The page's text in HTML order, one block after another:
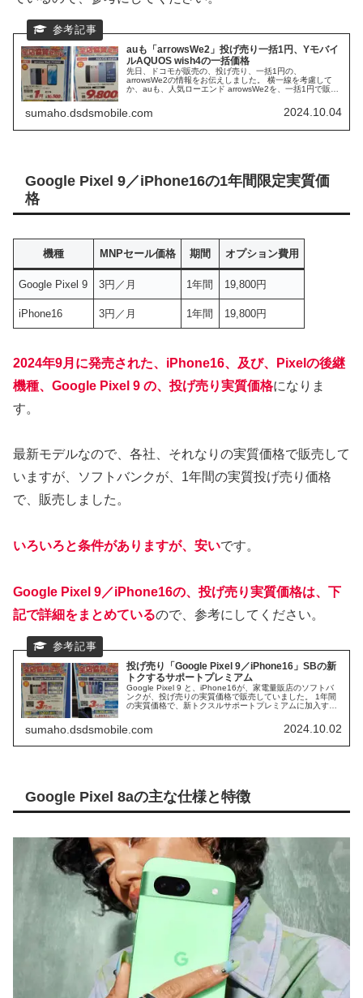
auも「arrowsWe2」投げ売り一括1円、Yモバイ
ルAQUOS wish4の一括価格
先日、ドコモが販売の、投げ売り、一括1円の、
arrowsWe2の情報をお伝えしました。 横一線を考慮して
か、auも、人気ローエンド arrowsWe2を、一括1円で販売
売していた、AQUOS wish4を、Yモバイルは、一括：
9800円と、こちらは差が付いている結果でした。
sumaho.dsdsmobile.com 2024.10.04
Google Pixel 9／iPhone16の1年間限定実質価
格
機種 MNPセール価格 期間 オプション費用
Google Pixel 9 3円／月 1年間 19,800円
iPhone16 3円／月 1年間 19,800円
2024年9月に発売された、iPhone16、及び、Pixelの後継
機種、Google Pixel 9 の、投げ売り実質価格になりま
す。
最新モデルなので、各社、それなりの実質価格で販売して
いますが、ソフトバンクが、1年間の実質投げ売り価格
で、販売しました。
いろいろと条件がありますが、安いです。
Google Pixel 9／iPhone16の、投げ売り実質価格は、下
記で詳細をまとめているので、参考にしてください。
投げ売り「Google Pixel 9／iPhone16」SBの新
トクするサポートプレミアム
Google Pixel 9 と、iPhone16が、家電量販店のソフトバ
ンクが、投げ売りの実質価格で販売していました。 1年間
の実質価格で、新トクスルサポートプレミアムに加入する
サポートオプションなども含めて、投げ売りの、2機種に
ついてまとめていきたいと思います。
sumaho.dsdsmobile.com 2024.10.02
Google Pixel 8aの主な仕様と特徴